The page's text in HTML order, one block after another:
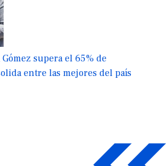
supera el 65% de
entre las mejores del país